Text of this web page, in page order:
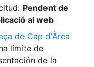
Pendent de
al web
de Cap d'Àrea
límite de
de la